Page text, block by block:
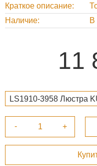
Краткое описание
Наличие
В
11
LS1910-3958 Люстра